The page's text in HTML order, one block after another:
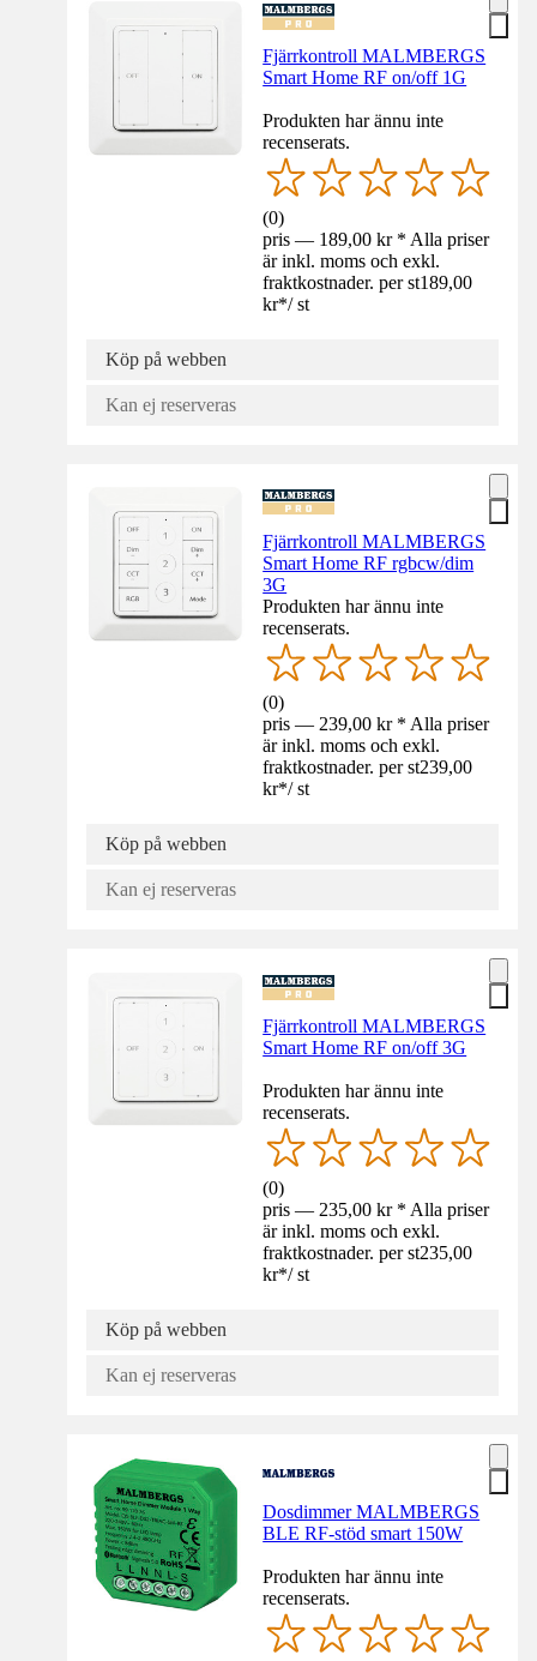
Fjärrkontroll MALMBERGS
Smart Home RF on/off 1G
Produkten har ännu inte
recenserats.
(0)
pris — 189,00 kr * Alla priser
är inkl. moms och exkl.
fraktkostnader. per st189,00
kr*/ st
Köp på webben
Kan ej reserveras
Fjärrkontroll MALMBERGS
Smart Home RF rgbcw/dim
3G
Produkten har ännu inte
recenserats.
(0)
pris — 239,00 kr * Alla priser
är inkl. moms och exkl.
fraktkostnader. per st239,00
kr*/ st
Köp på webben
Kan ej reserveras
Fjärrkontroll MALMBERGS
Smart Home RF on/off 3G
Produkten har ännu inte
recenserats.
(0)
pris — 235,00 kr * Alla priser
är inkl. moms och exkl.
fraktkostnader. per st235,00
kr*/ st
Köp på webben
Kan ej reserveras
Dosdimmer MALMBERGS
BLE RF-stöd smart 150W
Produkten har ännu inte
recenserats.